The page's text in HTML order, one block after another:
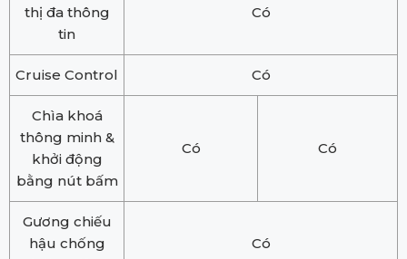
thị đa thông
tin
Có
Cruise Control Có
Chìa khoá
thông minh &
khởi động
bằng nút bấm
Có Có
Gương chiếu
hậu chống
Có